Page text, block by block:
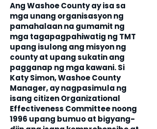
Ang Washoe County ay isa sa
mga unang organisasyon ng
pamahalaan na gumamit ng
mga tagapagpahiwatig ng TMT
upang isulong ang misyon ng
county at upang sukatin ang
pagganap ng mga kawani. Si
Katy Simon, Washoe County
Manager, ay nagpasimula ng
isang citizen Organizational
Effectiveness Committee noong
1996 upang bumuo at bigyang-